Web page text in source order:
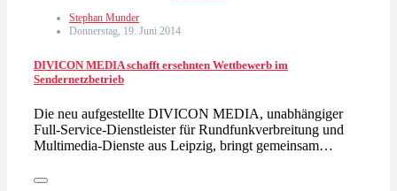
Stephan Munder
Donnerstag, 19. Juni 2014
DIVICON MEDIA schafft ersehnten Wettbewerb im
Sendernetzbetrieb
Die neu aufgestellte DIVICON MEDIA, unabhängiger
Full-Service-Dienstleister für Rundfunkverbreitung und
Multimedia-Dienste aus Leipzig, bringt gemeinsam…